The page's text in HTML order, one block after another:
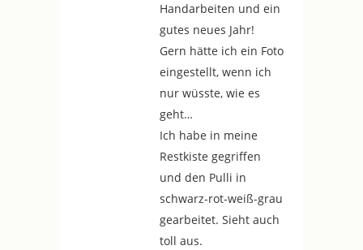
Handarbeiten und ein
gutes neues Jahr!
Gern hätte ich ein Foto
eingestellt, wenn ich
nur wüsste, wie es
geht…
Ich habe in meine
Restkiste gegriffen
und den Pulli in
schwarz-rot-weiß-grau
gearbeitet. Sieht auch
toll aus.